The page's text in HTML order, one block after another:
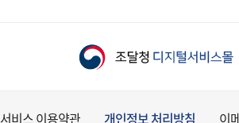
서비스 이용약관 개인정보 처리방침 이